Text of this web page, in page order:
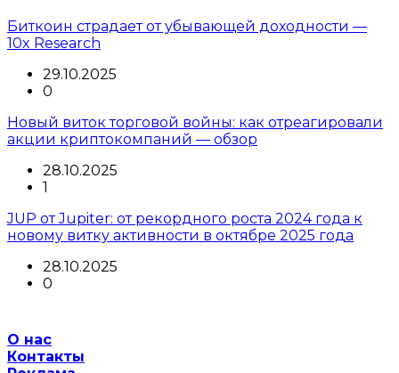
Биткоин страдает от убывающей доходности —
10x Research
29.10.2025
0
Новый виток торговой войны: как отреагировали
акции криптокомпаний — обзор
28.10.2025
1
JUP от Jupiter: от рекордного роста 2024 года к
новому витку активности в октябре 2025 года
28.10.2025
0
О нас
Контакты